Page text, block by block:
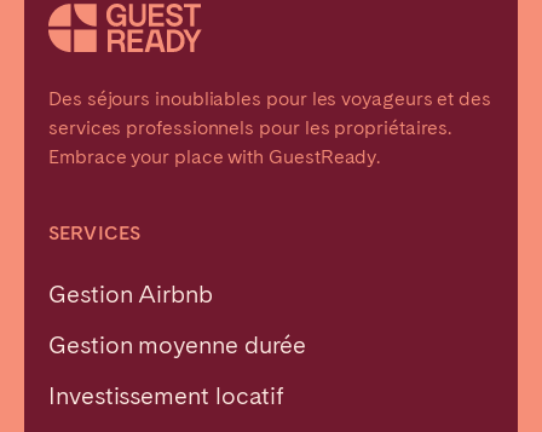
Des séjours inoubliables pour les voyageurs et des
services professionnels pour les propriétaires.
Embrace your place with GuestReady.
SERVICES
Gestion Airbnb
Gestion moyenne durée
Investissement locatif